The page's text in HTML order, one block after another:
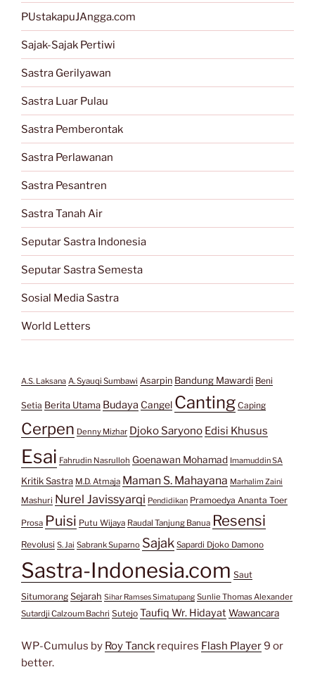
PUstakapuJAngga.com
Sajak-Sajak Pertiwi
Sastra Gerilyawan
Sastra Luar Pulau
Sastra Pemberontak
Sastra Perlawanan
Sastra Pesantren
Sastra Tanah Air
Seputar Sastra Indonesia
Seputar Sastra Semesta
Sosial Media Sastra
World Letters
A.S. Laksana A. Syauqi Sumbawi Asarpin Bandung Mawardi Beni
Setia Berita Utama Budaya Cangel Canting Caping
Cerpen Denny Mizhar Djoko Saryono Edisi Khusus
Esai Fahrudin Nasrulloh Goenawan Mohamad Imamuddin SA
Kritik Sastra M.D. Atmaja Maman S. Mahayana Marhalim Zaini
Mashuri Nurel Javissyarqi Pendidikan Pramoedya Ananta Toer
Prosa Puisi Putu Wijaya Raudal Tanjung Banua Resensi
Revolusi S. Jai Sabrank Suparno Sajak Sapardi Djoko Damono
Sastra-Indonesia.com Saut
Situmorang Sejarah Sihar Ramses Simatupang Sunlie Thomas Alexander
Sutardji Calzoum Bachri Sutejo Taufiq Wr. Hidayat Wawancara
WP-Cumulus by Roy Tanck requires Flash Player9 or
better.